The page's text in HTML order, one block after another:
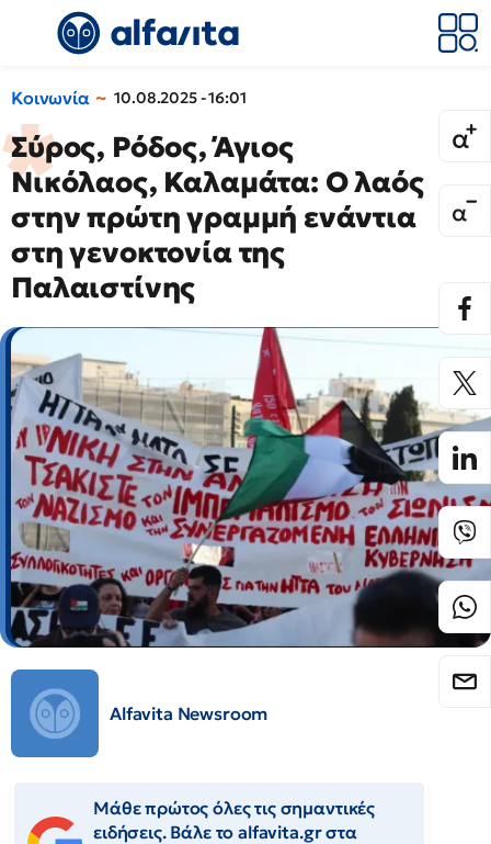
Κοινωνία 10.08.2025 - 16:01
Σύρος, Ρόδος, Άγιος
Νικόλαος, Καλαμάτα: Ο λαός
στην πρώτη γραμμή ενάντια
στη γενοκτονία της
Παλαιστίνης
Alfavita Newsroom
Μάθε πρώτος όλες τις σημαντικές
ειδήσεις. Βάλε το alfavita.gr στα